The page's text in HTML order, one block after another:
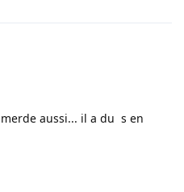
aussi... il a du s en